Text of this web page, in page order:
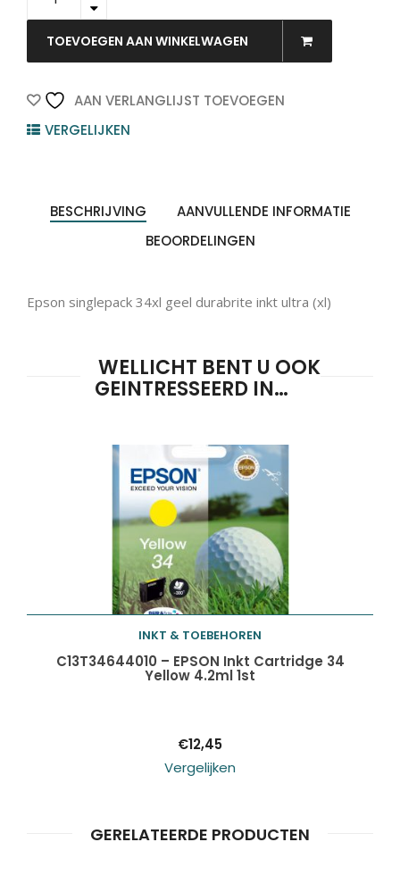
EPSON
Inkt
Cartridge
Yellow
10.8ml
1st
TOEVOEGEN AAN WINKELWAGEN
AAN VERLANGLIJST TOEVOEGEN
VERGELIJKEN
BESCHRIJVING
AANVULLENDE INFORMATIE
BEOORDELINGEN
Epson singlepack 34xl geel durabrite inkt ultra (xl)
WELLICHT BENT U OOK
GEINTRESSEERD IN…
Toevoegen aan
INKT & TOEBEHOREN
C13T34644010 – EPSON Inkt Cartridge 34
Yellow 4.2ml 1st
€12,45
Vergelijken
GERELATEERDE PRODUCTEN